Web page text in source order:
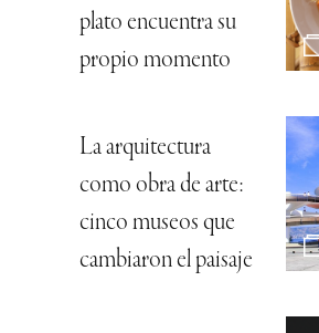
plato encuentra su
propio momento
La arquitectura
como obra de arte:
cinco museos que
cambiaron el paisaje